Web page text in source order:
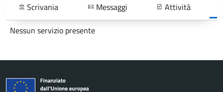
Scrivania Messaggi
Attività
Nessun servizio presente